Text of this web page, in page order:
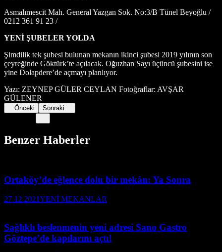
Asmalımescit Mah. General Yazgan Sok. No:3/B Tünel Beyoğlu /
0212 361 91 23 /
YENİ ŞUBELER YOLDA
Şimdilik tek şubesi bulunan mekanın ikinci şubesi 2019 yılının son
çeyreğinde Göktürk’te açılacak. Oğuzhan Sayı üçüncü şubesini ise
yine Dolapdere’de açmayı planlıyor.
Yazı: ZEYNEP GÜLER CEYLAN Fotoğraflar: AVŞAR
GÜLENER
Önceki Sonraki
Benzer Haberler
Ortaköy’de eğlence dolu bir mekân: Ya Sonra
27.12.2021YENİ MEKANLAR
Sağlıklı beslenmenin yeni adresi Sano Gastro
Göztepe’de kapılarını açtı!